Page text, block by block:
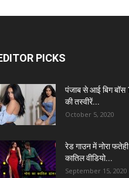
PICKS
पंजाब से आई बिग
की तस्वीरें...
October 5, 2020
रेड गाउन में नोरा
कातिल वीडियो...
September 15, 2020